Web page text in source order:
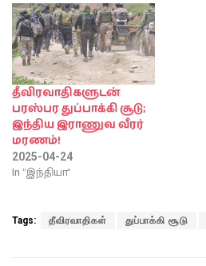
தீவிரவாதிகளுடன்
பரஸ்பர துப்பாக்கி சூடு;
இந்திய இராணுவ வீரர்
மரணம்!
2025-04-24
In "இந்தியா"
Tags: தீவிரவாதிகள் துப்பாக்கி சூடு